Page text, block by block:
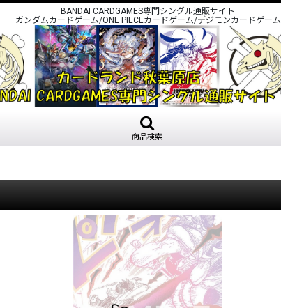
BANDAI CARDGAMES専門シングル通販サイト
ガンダムカードゲーム/ONE PIECEカードゲーム/デジモンカードゲーム
商品検索